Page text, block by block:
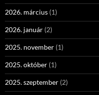
2026. március (1)
2026. január (2)
2025. november (1)
2025. október (1)
2025. szeptember (2)